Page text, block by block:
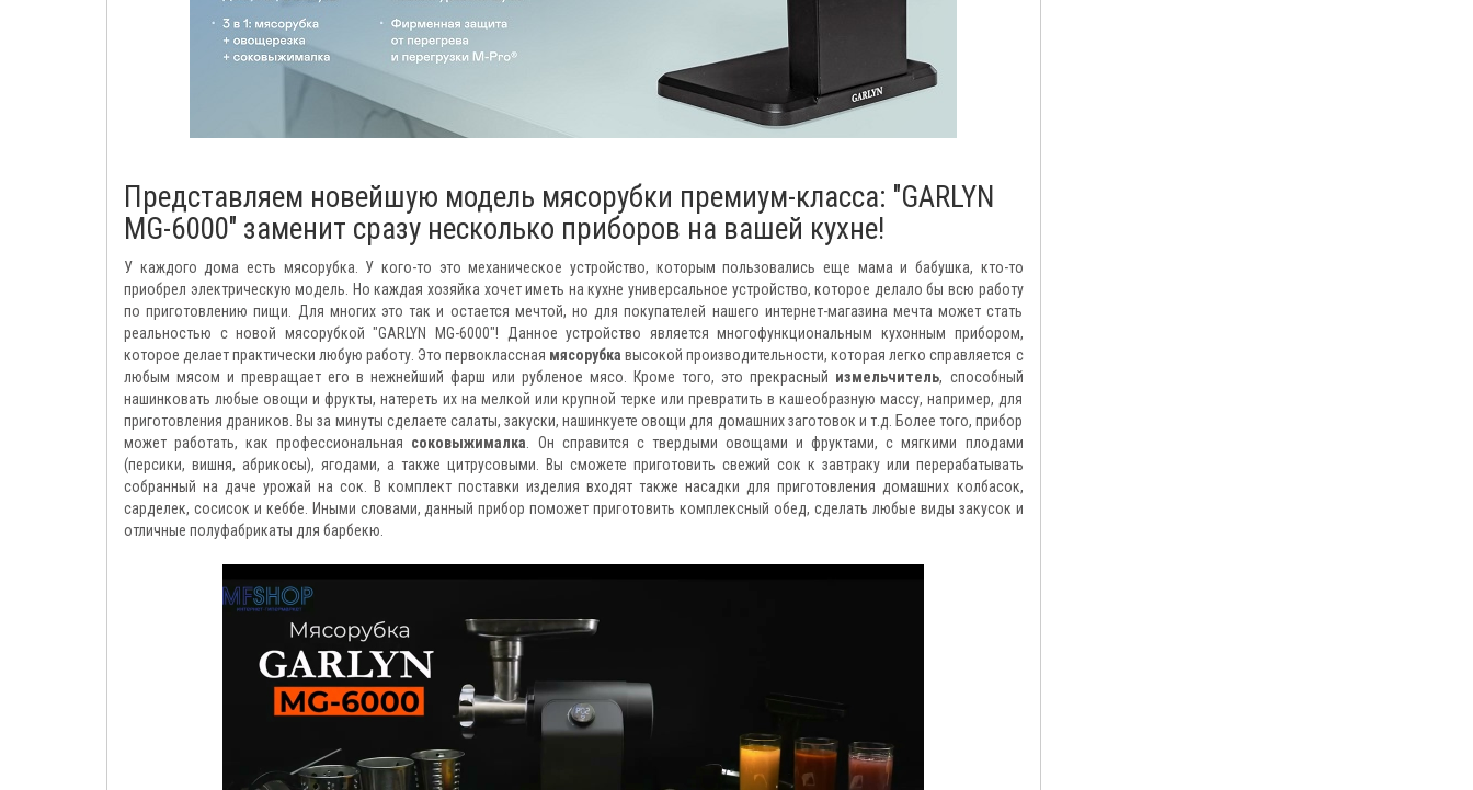
Представляем новейшую модель мясорубки премиум-класса: "GARLYN
MG-6000" заменит сразу несколько приборов на вашей кухне!
У каждого дома есть мясорубка. У кого-то это механическое устройство, которым пользовались еще мама и бабушка, кто-то
приобрел электрическую модель. Но каждая хозяйка хочет иметь на кухне универсальное устройство, которое делало бы всю работу
по приготовлению пищи. Для многих это так и остается мечтой, но для покупателей нашего интернет-магазина мечта может стать
реальностью с новой мясорубкой "GARLYN MG-6000"! Данное устройство является многофункциональным кухонным прибором,
которое делает практически любую работу. Это первоклассная мясорубка высокой производительности, которая легко справляется с
любым мясом и превращает его в нежнейший фарш или рубленое мясо. Кроме того, это прекрасный измельчитель, способный
нашинковать любые овощи и фрукты, натереть их на мелкой или крупной терке или превратить в кашеобразную массу, например, для
приготовления драников. Вы за минуты сделаете салаты, закуски, нашинкуете овощи для домашних заготовок и т.д. Более того, прибор
может работать, как профессиональная соковыжималка . Он справится с твердыми овощами и фруктами, с мягкими плодами
(персики, вишня, абрикосы), ягодами, а также цитрусовыми. Вы сможете приготовить свежий сок к завтраку или перерабатывать
собранный на даче урожай на сок. В комплект поставки изделия входят также насадки для приготовления домашних колбасок,
сарделек, сосисок и кеббе. Иными словами, данный прибор поможет приготовить комплексный обед, сделать любые виды закусок и
отличные полуфабрикаты для барбекю.